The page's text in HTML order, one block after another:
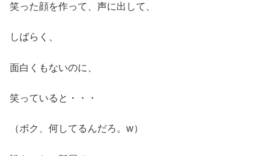
笑った顔を作って、声に出して、
しばらく、
面白くもないのに、
笑っていると・・・
（ボク、何してるんだろ。w）